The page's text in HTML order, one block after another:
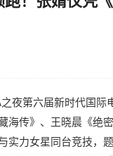
之夜第六届新时代国
海传》、王晓晨《绝
实力女星同台竞技，